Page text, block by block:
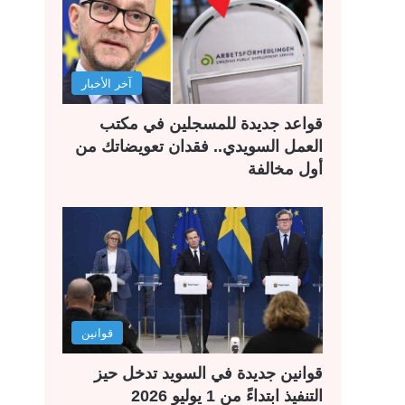
آخر الأخبار
قواعد جديدة للمسجلين في مكتب
العمل السويدي.. فقدان تعويضاتك من
أول مخالفة
قوانين
قوانين جديدة في السويد تدخل حيز
التنفيذ ابتداءً من 1 يوليو 2026